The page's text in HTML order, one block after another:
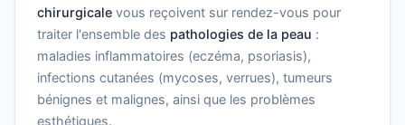
chirurgicale vous reçoivent sur rendez-vous pour
traiter l'ensemble des pathologies de la peau :
maladies inflammatoires (eczéma, psoriasis),
infections cutanées (mycoses, verrues), tumeurs
bénignes et malignes, ainsi que les problèmes
esthétiques.